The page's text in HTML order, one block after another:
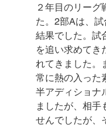
２年目のリーグ
た。2部Aは、
結果でした。試
を追い求めてき
れてきました。
常に熱の入った
半アディショナ
ましたが、相手
せんでしたが、